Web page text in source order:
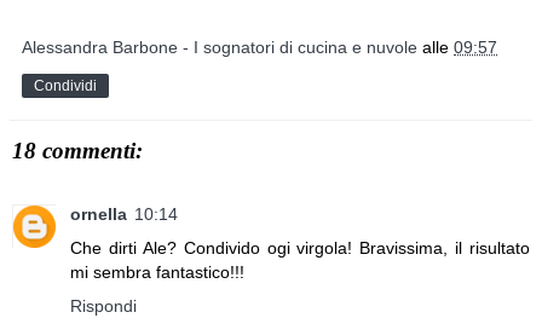
Alessandra Barbone - I sognatori di cucina e nuvole alle 09:57
Condividi
18 commenti:
ornella 10:14
Che dirti Ale? Condivido ogi virgola! Bravissima, il risultato
mi sembra fantastico!!!
Rispondi